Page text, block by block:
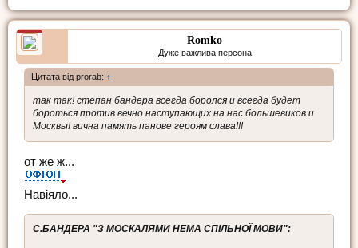
Romko
Дуже важлива персона
Цитата від prorab: ↑
так так! степан бандера всегда боролся и всегда будет
бороться против вечно наступающих на нас большевиков и
Москвы! вична память панове героям слава!!!
от же ж...
Навіяло...
C.БАНДЕРА "З МОСКАЛЯМИ НЕМА СПІЛЬНОЇ МОВИ":